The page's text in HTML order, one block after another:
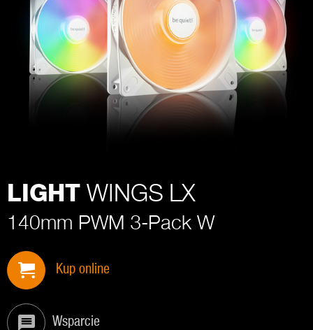
LIGHT WINGS LX
140mm PWM 3-Pack W
Kup online
Wsparcie